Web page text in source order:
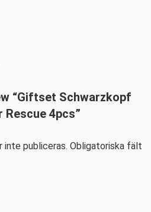
“Giftset Schwarzkopf
Rescue 4pcs”
inte publiceras. Obligatoriska fält